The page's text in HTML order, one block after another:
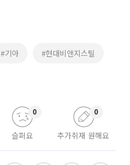
#기아 #현대비앤지스틸
슬퍼요
0
추가취재 원해요
0